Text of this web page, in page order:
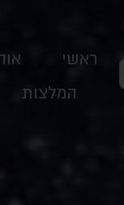
ראשי
המלצות